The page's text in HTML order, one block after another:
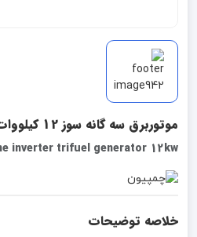
موتوربرق سه گانه سوز 12 کیلووات چمپیون
inverter trifuel generator 12kw
خلاصه توضیحات